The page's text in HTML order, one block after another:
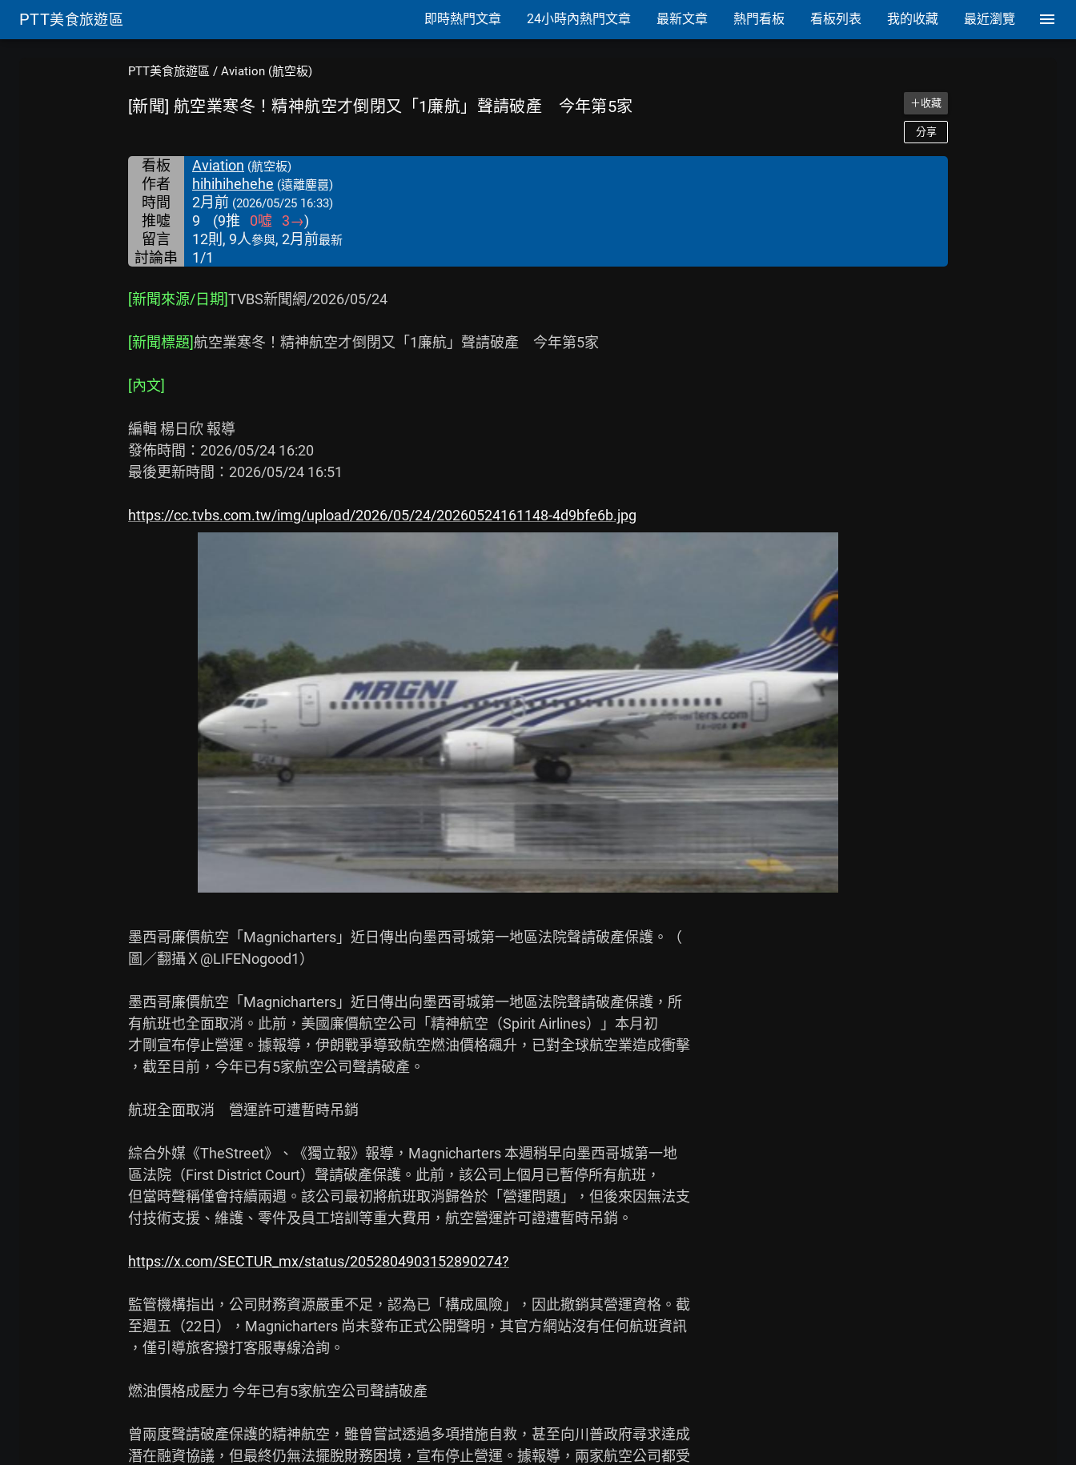
PTT美食旅遊區 即時熱門文章 24小時內熱門文章 最新文章 熱門看板 看板列表 我的收藏 最近瀏覽
PTT美食旅遊區 / Aviation (航空板)
[新聞] 航空業寒冬！精神航空才倒閉又「1廉航」聲請破產 今年第5家 ＋收藏
分享
看板 Aviation (航空板)
作者 hihihihehehe (遠離塵囂)
時間 2月前 (2026/05/25 16:33)
推噓 9 (9推 0噓 3→)
留言
12則, 9人參與, 2月前最新
討論串 1/1
[新聞來源/日期]TVBS新聞網/2026/05/24
[新聞標題]航空業寒冬！精神航空才倒閉又「1廉航」聲請破產　今年第5家
[內文]
編輯 楊日欣 報導
發佈時間：2026/05/24 16:20
最後更新時間：2026/05/24 16:51
https://cc.tvbs.com.tw/img/upload/2026/05/24/20260524161148-4d9bfe6b.jpg
墨西哥廉價航空「Magnicharters」近日傳出向墨西哥城第一地區法院聲請破產保護。（
圖／翻攝Ｘ@LIFENogood1）
墨西哥廉價航空「Magnicharters」近日傳出向墨西哥城第一地區法院聲請破產保護，所
有航班也全面取消。此前，美國廉價航空公司「精神航空（Spirit Airlines）」本月初
才剛宣布停止營運。據報導，伊朗戰爭導致航空燃油價格飆升，已對全球航空業造成衝擊
，截至目前，今年已有5家航空公司聲請破產。
航班全面取消　營運許可遭暫時吊銷
綜合外媒《TheStreet》、《獨立報》報導，Magnicharters 本週稍早向墨西哥城第一地
區法院（First District Court）聲請破產保護。此前，該公司上個月已暫停所有航班，
但當時聲稱僅會持續兩週。該公司最初將航班取消歸咎於「營運問題」，但後來因無法支
付技術支援、維護、零件及員工培訓等重大費用，航空營運許可證遭暫時吊銷。
https://x.com/SECTUR_mx/status/2052804903152890274?
監管機構指出，公司財務資源嚴重不足，認為已「構成風險」，因此撤銷其營運資格。截
至週五（22日），Magnicharters 尚未發布正式公開聲明，其官方網站沒有任何航班資訊
，僅引導旅客撥打客服專線洽詢。
燃油價格成壓力 今年已有5家航空公司聲請破產
曾兩度聲請破產保護的精神航空，雖曾嘗試透過多項措施自救，甚至向川普政府尋求達成
潛在融資協議，但最終仍無法擺脫財務困境，宣布停止營運。據報導，兩家航空公司都受